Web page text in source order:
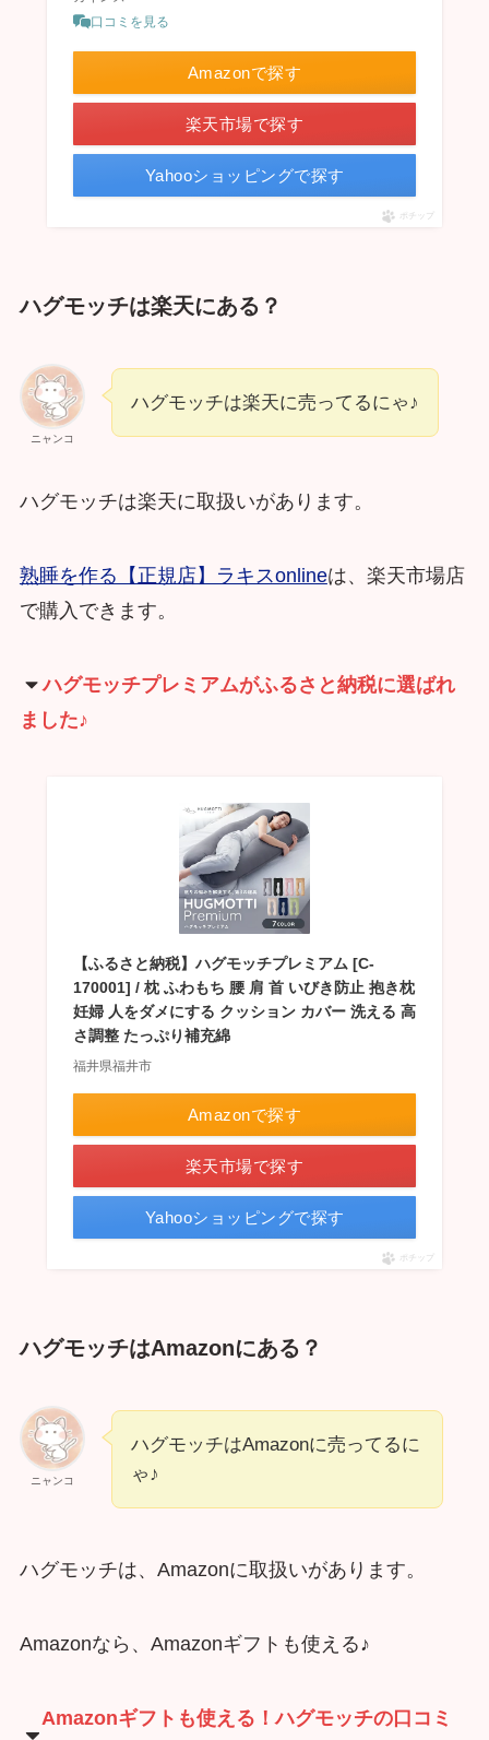
口コミを見る
Amazonで探す
楽天市場で探す
Yahooショッピングで探す
ポチップ
ハグモッチは楽天にある？
ニャンコ
ハグモッチは楽天に売ってるにゃ♪
ハグモッチは楽天に取扱いがあります。
熟睡を作る【正規店】ラキスonlineは、楽天市場店
で購入できます。
ハグモッチプレミアムがふるさと納税に選ばれ
ました♪
【ふるさと納税】ハグモッチプレミアム [C-
170001] / 枕 ふわもち 腰 肩 首 いびき防止 抱き枕
妊婦 人をダメにする クッション カバー 洗える 高
さ調整 たっぷり補充綿
福井県福井市
Amazonで探す
楽天市場で探す
Yahooショッピングで探す
ポチップ
ハグモッチはAmazonにある？
ニャンコ
ハグモッチはAmazonに売ってるに
ゃ♪
ハグモッチは、Amazonに取扱いがあります。
Amazonなら、Amazonギフトも使える♪
Amazonギフトも使える！ハグモッチの口コミ